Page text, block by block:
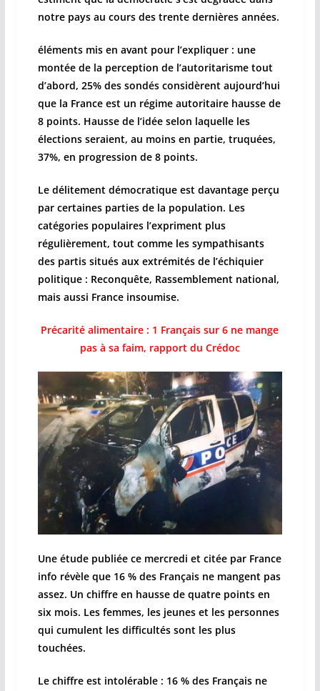
notre pays au cours des trente dernières années.
éléments mis en avant pour l’expliquer : une
montée de la perception de l’autoritarisme tout
d’abord, 25% des sondés considèrent aujourd’hui
que la France est un régime autoritaire hausse de
8 points. Hausse de l’idée selon laquelle les
élections seraient, au moins en partie, truquées,
37%, en progression de 8 points.
Le délitement démocratique est davantage perçu
par certaines parties de la population. Les
catégories populaires l’expriment plus
régulièrement, tout comme les sympathisants
des partis situés aux extrémités de l’échiquier
politique : Reconquête, Rassemblement national,
mais aussi France insoumise.
Précarité alimentaire : 1 Français sur 6 ne mange
pas à sa faim, rapport du Crédoc
Une étude publiée ce mercredi et citée par France
info révèle que 16 % des Français ne mangent pas
assez. Un chiffre en hausse de quatre points en
six mois. Les femmes, les jeunes et les personnes
qui cumulent les difficultés sont les plus
touchées.
Le chiffre est intolérable : 16 % des Français ne